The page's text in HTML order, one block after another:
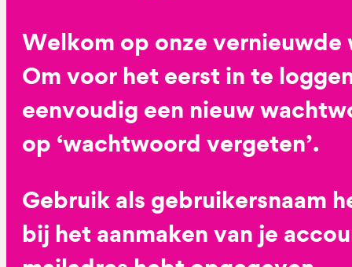
Welkom op onze vernieuwde
Om voor het eerst in te
eenvoudig een nieuw
op ‘wachtwoord vergeten’.
Gebruik als gebruikersnaam
bij het aanmaken van je